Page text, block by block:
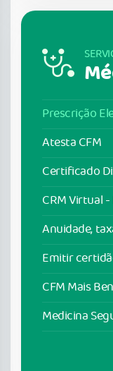
Prescrição
Atesta CFM
Certificado
CRM Virtual
Anuidade,
Emitir
CFM Mais
Medicina